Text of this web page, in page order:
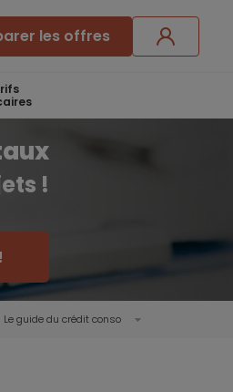
les offres
!
Le guide du crédit conso